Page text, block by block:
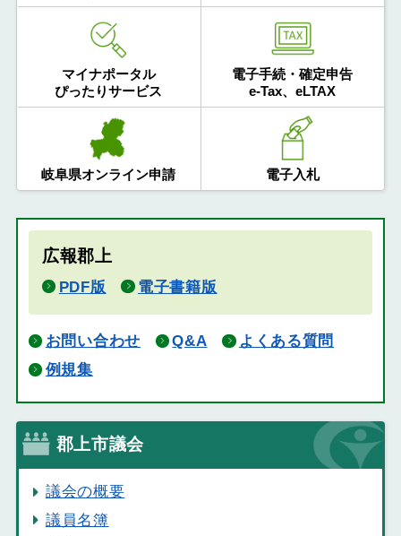
マイナポータル
ぴったりサービス
電子手続・確定申告
e-Tax、eLTAX
岐阜県オンライン申請 電子入札
広報郡上
PDF版 電子書籍版
お問い合わせ Q&A
よくある質問
例規集
郡上市議会
議会の概要
議員名簿